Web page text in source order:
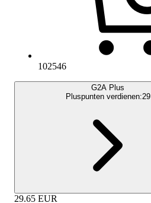
102546
G2A Plus
Pluspunten verdienen:29
29.65 EUR